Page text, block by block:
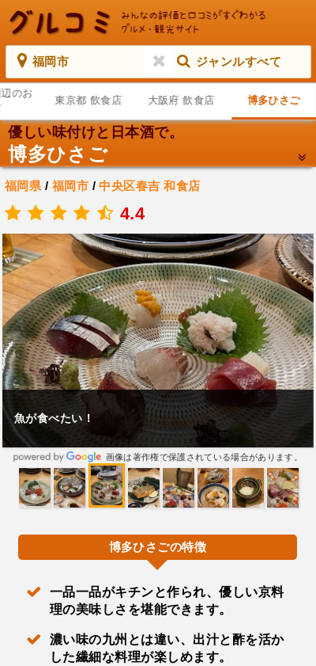
福岡市 ジャンルすべて
のお
東京都 飲食店 大阪府 飲食店 博多ひさご
優しい味付けと日本酒で。
博多ひさご
福岡県 / 福岡市 /中央区春吉 和食店
4.4
魚が食べたい！
画像は著作権で保護されている場合があります。
博多ひさごの特徴
一品一品がキチンと作られ、優しい京料
理の美味しさを堪能できます。
濃い味の九州とは違い、出汁と酢を活か
した繊細な料理が楽しめます。